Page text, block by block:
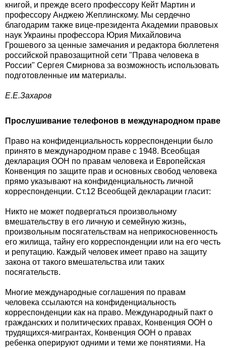
книгой, и прежде всего профессору Кейт Мартин и
профессору Анджею Жеплинскому. Мы сердечно
благодарим также вице-президента Академии правовых
наук Украины профессора Юрия Михайловича
Грошевого за ценные замечания и редактора бюллетеня
российской правозащитной сети "Права человека в
России" Сергея Смирнова за возможность использовать
подготовленные им материалы.
Е.Е.Захаров
Прослушивание телефонов в международном праве
Право на конфиденциальность корреспонденции было
принято в международном праве с 1948. Всеобщая
декларация ООН по правам человека и Европейская
Конвенция по защите прав и основных свобод человека
прямо указывают на конфиденциальность личной
корреспонденции. Ст.12 Всеобщей декларации гласит:
Никто не может подвергаться произвольному
вмешательству в его личную и семейную жизнь,
произвольным посягательствам на неприкосновенность
его жилища, тайну его корреспонденции или на его честь
и репутацию. Каждый человек имеет право на защиту
закона от такого вмешательства или таких
посягательств.
Многие международные соглашения по правам
человека ссылаются на конфиденциальность
корреспонденции как на право. Международный пакт о
гражданских и политических правах, Конвенция ООН о
трудящихся-мигрантах, Конвенция ООН о правах
ребенка оперируют одними и теми же понятиями. На